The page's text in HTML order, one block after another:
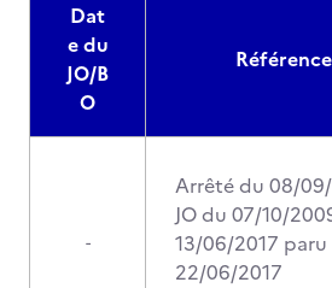
Dat
e du
JO/B
O
-
Arrêté du 08/
JO du 07/10/
13/06/2017 paru
22/06/2017